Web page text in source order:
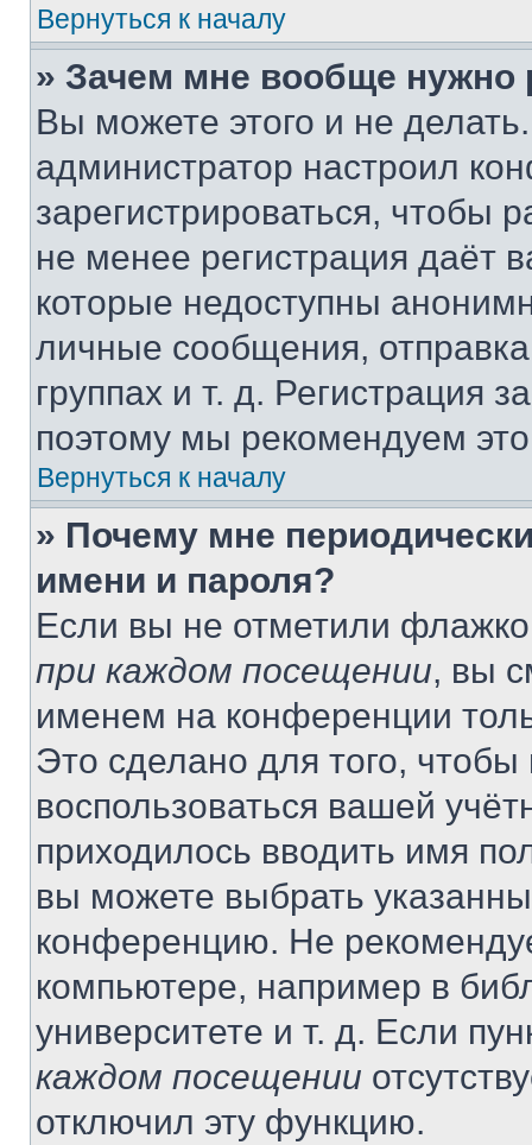
Вернуться к началу
» Зачем мне вообще нужно
Вы можете этого и не
администратор настроил
зарегистрироваться, чтобы
не менее регистрация даёт
которые недоступны
личные сообщения,
группах и т. д. Регистрация
поэтому мы рекомендуем
Вернуться к началу
» Почему мне
имени и пароля?
Если вы не отметили
при каждом посещении, вы
именем на конференции
Это сделано для того, чтобы
воспользоваться вашей
приходилось вводить имя
вы можете выбрать
конференцию. Не
компьютере, например в
университете и т. д. Если
каждом посещении
отключил эту функцию.